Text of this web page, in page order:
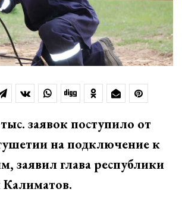
заявок поступило от
на подключение к
заявил глава республики